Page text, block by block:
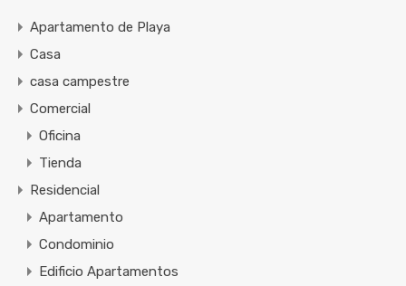
Apartamento de Playa
Casa
casa campestre
Comercial
Oficina
Tienda
Residencial
Apartamento
Condominio
Edificio Apartamentos